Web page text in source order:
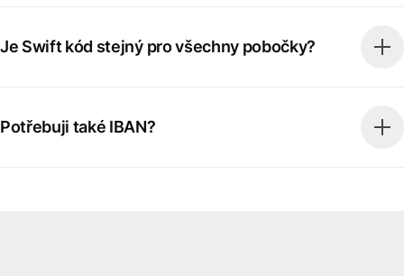
Je Swift kód stejný pro všechny pobočky?
Potřebuji také IBAN?